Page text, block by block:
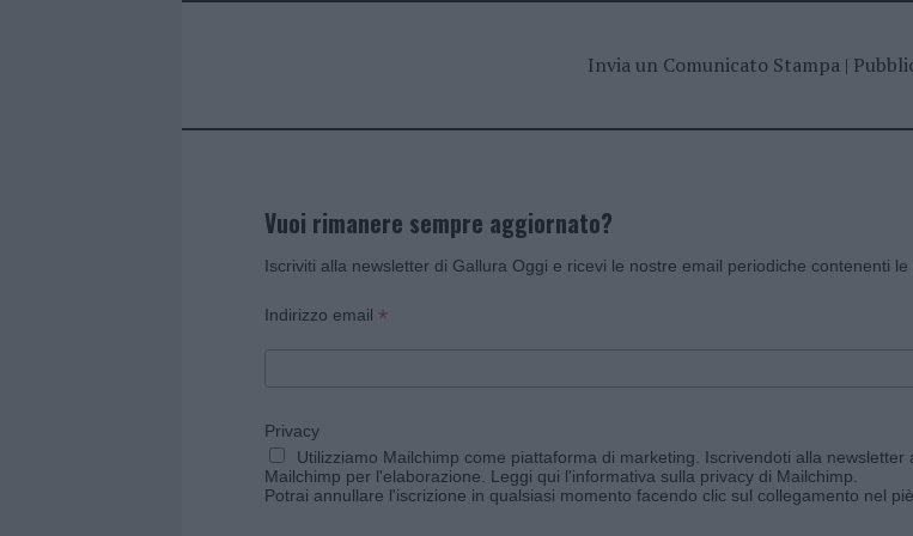
Invia un Comunicato Stampa|
Vuoi rimanere sempre aggiornato?
Iscriviti alla newsletter di Gallura Oggi e ricevi le nostre email periodiche contenenti
Indirizzo email *
Privacy
Utilizziamo Mailchimp come piattaforma di marketing. Iscrivendoti alla
Mailchimp per l'elaborazione. Leggi qui l'informativa sulla privacy di Mailchimp.
Potrai annullare l'iscrizione in qualsiasi momento facendo clic sul collegamento nel